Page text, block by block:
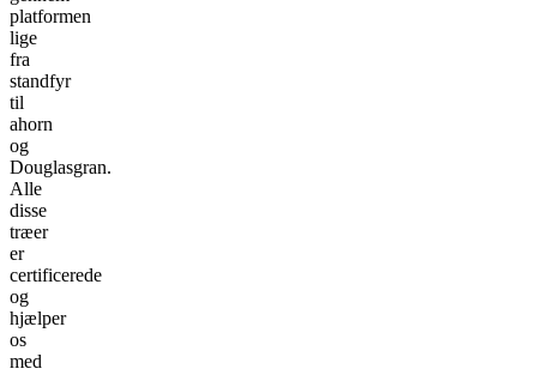
platformen
lige
fra
standfyr
til
ahorn
og
Douglasgran.
Alle
disse
træer
er
certificerede
og
hjælper
os
med